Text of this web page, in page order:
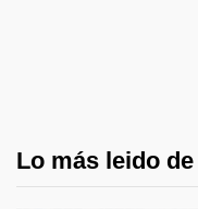
Lo más leido